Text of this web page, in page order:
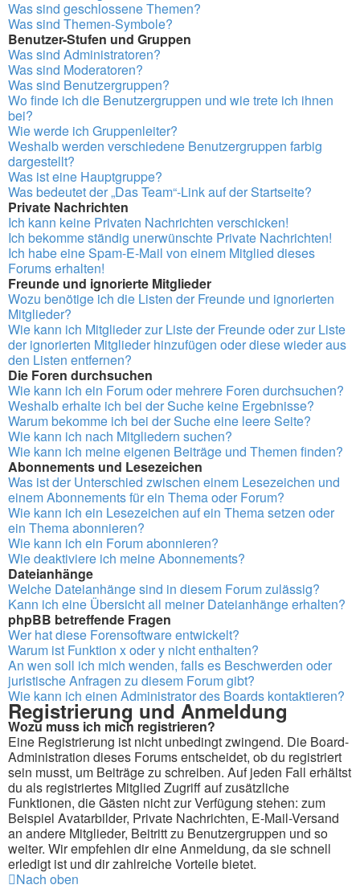
Was sind geschlossene Themen?
Was sind Themen-Symbole?
Benutzer-Stufen und Gruppen
Was sind Administratoren?
Was sind Moderatoren?
Was sind Benutzergruppen?
Wo finde ich die Benutzergruppen und wie trete ich ihnen
bei?
Wie werde ich Gruppenleiter?
Weshalb werden verschiedene Benutzergruppen farbig
dargestellt?
Was ist eine Hauptgruppe?
Was bedeutet der „Das Team“-Link auf der Startseite?
Private Nachrichten
Ich kann keine Privaten Nachrichten verschicken!
Ich bekomme ständig unerwünschte Private Nachrichten!
Ich habe eine Spam-E-Mail von einem Mitglied dieses
Forums erhalten!
Freunde und ignorierte Mitglieder
Wozu benötige ich die Listen der Freunde und ignorierten
Mitglieder?
Wie kann ich Mitglieder zur Liste der Freunde oder zur Liste
der ignorierten Mitglieder hinzufügen oder diese wieder aus
den Listen entfernen?
Die Foren durchsuchen
Wie kann ich ein Forum oder mehrere Foren durchsuchen?
Weshalb erhalte ich bei der Suche keine Ergebnisse?
Warum bekomme ich bei der Suche eine leere Seite?
Wie kann ich nach Mitgliedern suchen?
Wie kann ich meine eigenen Beiträge und Themen finden?
Abonnements und Lesezeichen
Was ist der Unterschied zwischen einem Lesezeichen und
einem Abonnements für ein Thema oder Forum?
Wie kann ich ein Lesezeichen auf ein Thema setzen oder
ein Thema abonnieren?
Wie kann ich ein Forum abonnieren?
Wie deaktiviere ich meine Abonnements?
Dateianhänge
Welche Dateianhänge sind in diesem Forum zulässig?
Kann ich eine Übersicht all meiner Dateianhänge erhalten?
phpBB betreffende Fragen
Wer hat diese Forensoftware entwickelt?
Warum ist Funktion x oder y nicht enthalten?
An wen soll ich mich wenden, falls es Beschwerden oder
juristische Anfragen zu diesem Forum gibt?
Wie kann ich einen Administrator des Boards kontaktieren?
Registrierung und Anmeldung
Wozu muss ich mich registrieren?
Eine Registrierung ist nicht unbedingt zwingend. Die Board-
Administration dieses Forums entscheidet, ob du registriert
sein musst, um Beiträge zu schreiben. Auf jeden Fall erhältst
du als registriertes Mitglied Zugriff auf zusätzliche
Funktionen, die Gästen nicht zur Verfügung stehen: zum
Beispiel Avatarbilder, Private Nachrichten, E-Mail-Versand
an andere Mitglieder, Beitritt zu Benutzergruppen und so
weiter. Wir empfehlen dir eine Anmeldung, da sie schnell
erledigt ist und dir zahlreiche Vorteile bietet.
Nach oben